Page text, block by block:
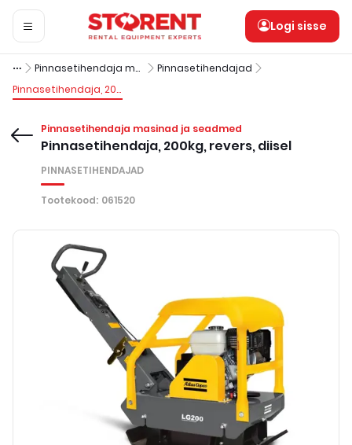
Logi sisse
Pinnasetihendaja masinad ja seadmed
Pinnasetihendajad
Pinnasetihendaja, 200kg, revers, diisel
Pinnasetihendaja masinad ja seadmed
Pinnasetihendaja, 200kg, revers, diisel
PINNASETIHENDAJAD
Tootekood: 061520